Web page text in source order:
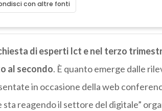
con altre fonti
di esperti Ict e nel terzo
al secondo. È quanto emerge dalle
in occasione della web
reagendo il settore del digitale”